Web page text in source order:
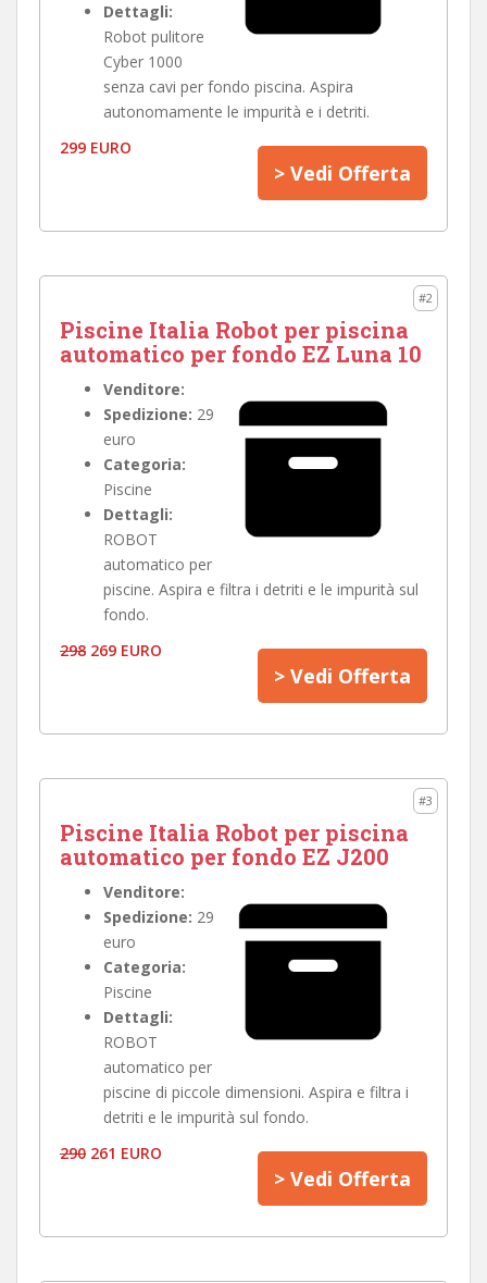
Dettagli:
Robot pulitore
Cyber 1000
senza cavi per fondo piscina. Aspira
autonomamente le impurità e i detriti.
299 EURO
> Vedi Offerta
#2
Piscine Italia Robot per piscina
automatico per fondo EZ Luna 10
Venditore:
Spedizione: 29
euro
Categoria:
Piscine
Dettagli:
ROBOT
automatico per
piscine. Aspira e filtra i detriti e le impurità sul
fondo.
298 269 EURO
> Vedi Offerta
#3
Piscine Italia Robot per piscina
automatico per fondo EZ J200
Venditore:
Spedizione: 29
euro
Categoria:
Piscine
Dettagli:
ROBOT
automatico per
piscine di piccole dimensioni. Aspira e filtra i
detriti e le impurità sul fondo.
290 261 EURO
> Vedi Offerta